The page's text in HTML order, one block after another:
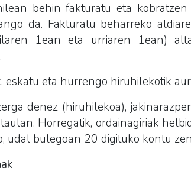
behin fakturatu eta
da. Fakturatu beharreko
1ean eta urriaren 1ean)
eskatu eta hurrengo hiruhilekotik
denez (hiruhilekoa),
Horregatik, ordainagiriak
udal bulegoan 20 digituko kontu